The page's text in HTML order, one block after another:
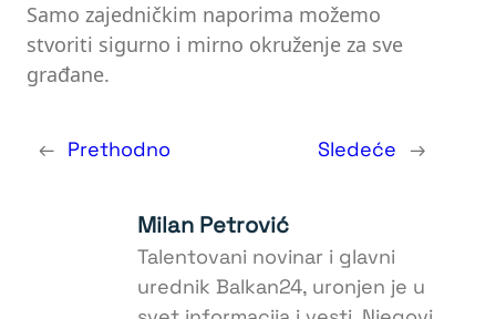
Samo zajedničkim naporima možemo
stvoriti sigurno i mirno okruženje za sve
građane.
← Prethodno Sledeće →
Milan Petrović
Talentovani novinar i glavni
urednik Balkan24, uronjen je u